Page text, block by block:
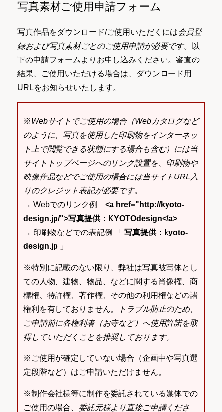
写真素材ご使用申請フォーム
写真作品をダウンロード/ご使用いただくには会員登
録および写真素材ごとのご使用申請が必要です。以
下の申請フォームよりお申し込みください。審査の
結果、ご使用いただける場合は、ダウンロード用
URLをお知らせいたします。
※Webサイトでご使用の場合（Webカタログなど
のように、写真を使用した印刷物をインターネッ
ト上で閲覧できる状態にする場合も含む）には当
サイトトップページへのリンク設置を、印刷物や
映像作品などでご使用の場合には当サイトURL入
りのクレジット表記が必要です。
→ Webでのリンク例 <a href="http://kyoto-
design.jp/">写真提供：KYOTOdesign</a>
→ 印刷物などでの表記例 「 写真提供：kyoto-
design.jp 」
※特別に記載のない限り、弊社は写真被写体とし
ての人物、建物、物品、などに関する肖像権、商
標権、特許権、著作権、その他の利用権などの諸
権利を有しておりません。
トラブル防止のため、
ご申請前に各権利者（お寺など）へ使用許諾を取
得していただくことを推奨しております。
※ご使用が確定していない場合（企画中や写真選
定段階など）はご申請いただけません。
※制作会社様等に制作を委託されている媒体での
ご使用の場合、 委託元様より直接ご申請くださ